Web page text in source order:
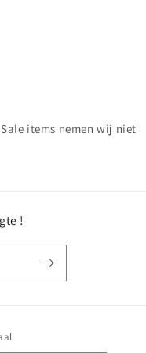
items nemen wij niet
!